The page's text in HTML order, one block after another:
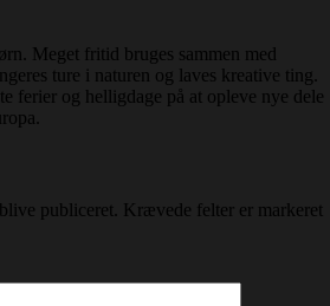
Meget fritid bruges sammen med
ture i naturen og laves kreative ting.
ferier og helligdage på at opleve nye dele
publiceret.
Krævede felter er markeret